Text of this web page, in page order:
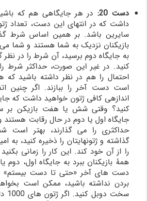
دست 20:
در هر جایگاهی هم که
داشت که در انتهای این دست، تعداد
سایرین باشد. بر همین اساس شرط
بازیکنان نزدیک به شما هستند و شما
به جایگاه دوم برسید، آن شرط را در
کنید. در غیر این صورت، حداکثر شرط
احتمال را هم در نظر داشته باشید که
است دست آخر را ببازند. اگر چنین
اندازه­ی کافی ژتون خواهید داشت که
کنید؟ وقتی شش یا هفت بازیکن بر
جایگاه اول یا دوم در حال رقابت
حداکثری را می گذارند، بهتر است
گذاشته و ژتون­های­تان را ذخیره کنید، به
را از آن خود کند. این کار را زمانی
همۀ بازیکنان ببرد به جایگاه اول،
دست­ های آخر «حتی تا دست بیستم»
بردن نداشته باشید، ممکن است